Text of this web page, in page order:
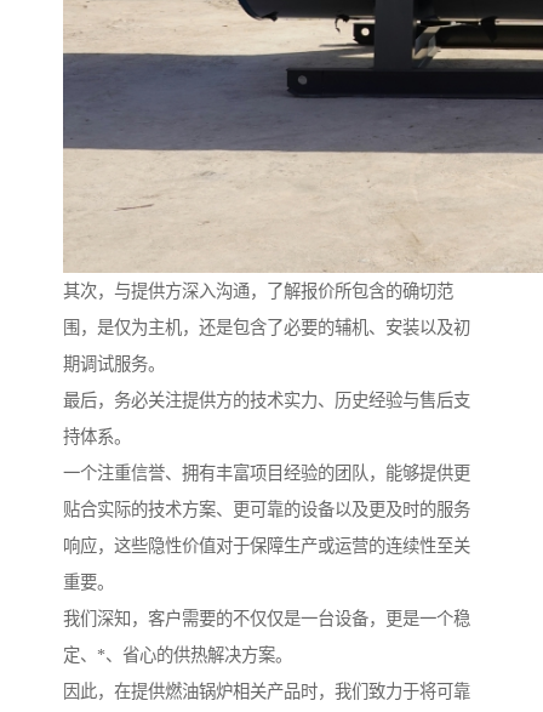
其次，与提供方深入沟通，了解报价所包含的确切范
围，是仅为主机，还是包含了必要的辅机、安装以及初
期调试服务。
最后，务必关注提供方的技术实力、历史经验与售后支
持体系。
一个注重信誉、拥有丰富项目经验的团队，能够提供更
贴合实际的技术方案、更可靠的设备以及更及时的服务
响应，这些隐性价值对于保障生产或运营的连续性至关
重要。
我们深知，客户需要的不仅仅是一台设备，更是一个稳
定、*、省心的供热解决方案。
因此，在提供燃油锅炉相关产品时，我们致力于将可靠